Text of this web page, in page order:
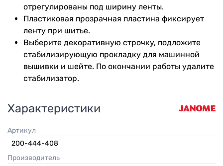
отрегулированы под ширину ленты.
Пластиковая прозрачная пластина фиксирует
ленту при шитье.
Выберите декоративную строчку, подложите
стабилизирующую прокладку для машинной
вышивки и шейте. По окончании работы удалите
стабилизатор.
Характеристики
Артикул
200-444-408
Производитель